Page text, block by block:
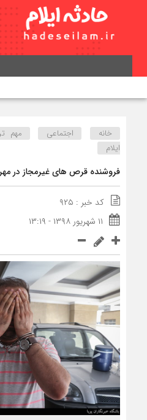
خانه اجتماعی
مهم
ایلام
فروشنده قرص های غیرمجاز در
کد خبر : ۹۲۵
۱۱ شهریور ۱۳۹۸ - ۱۳:۱۹